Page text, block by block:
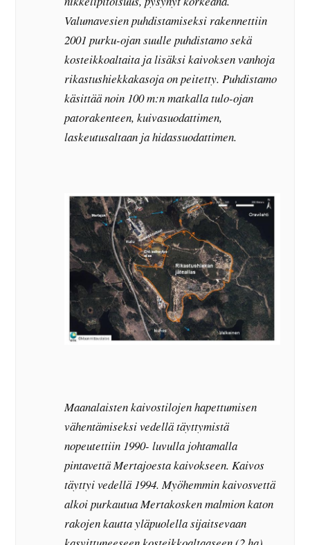
Valumavesien puhdistamiseksi rakennettiin
2001 purku-ojan suulle puhdistamo sekä
kosteikkoaltaita ja lisäksi kaivoksen vanhoja
rikastushiekkakasoja on peitetty. Puhdistamo
käsittää noin 100 m:n matkalla tulo-ojan
patorakenteen, kuivasuodattimen,
laskeutusaltaan ja hidassuodattimen.
Maanalaisten kaivostilojen hapettumisen
vähentämiseksi vedellä täyttymistä
nopeutettiin 1990- luvulla johtamalla
pintavettä Mertajoesta kaivokseen. Kaivos
täyttyi vedellä 1994. Myöhemmin kaivosvettä
alkoi purkautua Mertakosken malmion katon
rakojen kautta yläpuolella sijaitsevaan